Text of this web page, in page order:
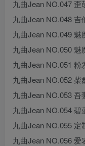
九曲Jean NO.047 歪
九曲Jean NO.048 吉
九曲Jean NO.049 魅
九曲Jean NO.050 魅
九曲Jean NO.051 粉
九曲Jean NO.052 柴
九曲Jean NO.053 吾
九曲Jean NO.054 碧
九曲Jean NO.055 定
九曲Jean NO.056 爱